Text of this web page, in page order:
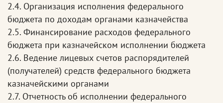
2.4. Организация исполнения федерального
бюджета по доходам органами казначейства
2.5. Финансирование расходов федерального
бюджета при казначейском исполнении бюджета
2.6. Ведение лицевых счетов распорядителей
(получателей) средств федерального бюджета
казначейскими органами
2.7. Отчетность об исполнении федерального